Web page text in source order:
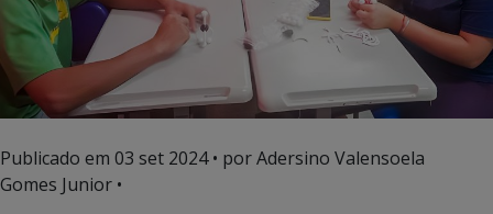
Publicado em 03 set 2024• por Adersino Valensoela
Gomes Junior •